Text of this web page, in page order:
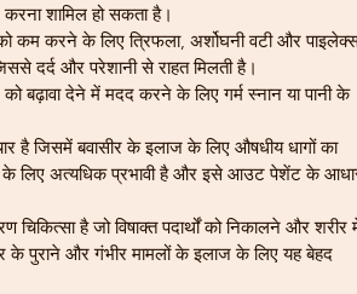
करना शामिल हो सकता है।
कम करने के लिए त्रिफला, अर्शोघनी वटी और
दर्द और परेशानी से राहत मिलती है।
देने में मदद करने के लिए गर्म स्नान या पानी के
है जिसमें बवासीर के इलाज के लिए औषधीय धागों का
के लिए अत्यधिक प्रभावी है और इसे आउट पेशेंट के
चिकित्सा है जो विषाक्त पदार्थों को निकालने और शरीर
पुराने और गंभीर मामलों के इलाज के लिए यह बेहद